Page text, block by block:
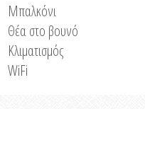
Μπαλκόνι
Θέα στο βουνό
Κλιματισμός
WiFi